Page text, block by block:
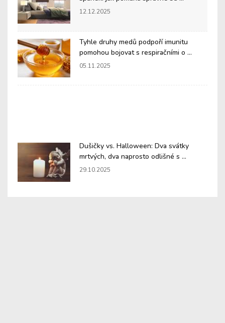
12.12.2025
Tyhle druhy medů podpoří imunitu
pomohou bojovat s respiračními o ...
05.11.2025
Dušičky vs. Halloween: Dva svátky
mrtvých, dva naprosto odlišné s ...
29.10.2025